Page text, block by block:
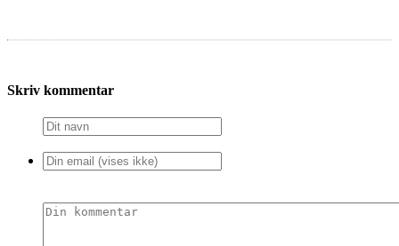
Skriv kommentar